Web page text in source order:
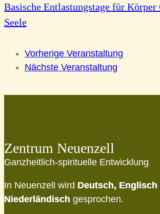
Basische Entlastungstage für Körper
Seele
Vorherige Veranstaltung
Nächste Veranstaltung
Zentrum Neuenzell
Ganzheitlich-spirituelle Entwicklung
In Neuenzell wird Deutsch, Englisch
Niederländisch gesprochen.